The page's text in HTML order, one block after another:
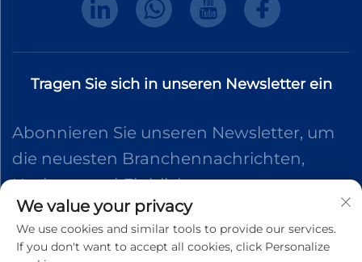
Tragen Sie sich in unseren Newsletter ein
Abonnieren Sie unseren Newsletter, um
die neuesten Branchennachrichten,
Updates und Einblicke von unserem
Team zu erhalten.
We value your privacy
We use cookies and similar tools to provide our services.
If you don't want to accept all cookies, click Personalize